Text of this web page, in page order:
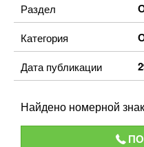
Раздел
Категория
Дата публикации
Найдено номерной